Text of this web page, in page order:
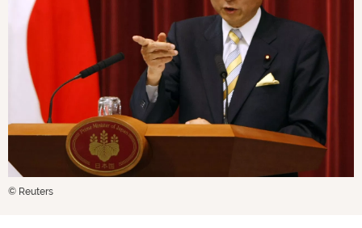
© Reuters